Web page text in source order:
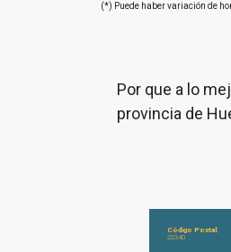
(*) Puede haber variación de
Por que a lo
provincia de
Código Postal:
22340